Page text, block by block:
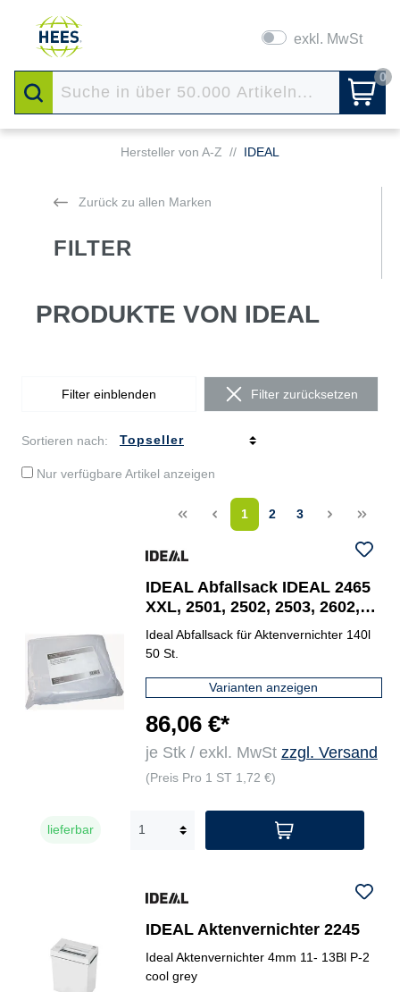
exkl. MwSt
0
Hersteller von A-Z // IDEAL
Zurück zu allen Marken
FILTER
PRODUKTE VON IDEAL
Filter einblenden Filter zurücksetzen
Sortieren nach:
Nur verfügbare Artikel anzeigen
<< < 1 2 3 > >>
IDEAL Abfallsack IDEAL 2465
XXL, 2501, 2502, 2503, 2602,
2603, 2604, 3102, 3103, 3104,
3802
Ideal Abfallsack für Aktenvernichter 140l
50 St.
Varianten anzeigen
86,06 €*
je Stk / exkl. MwSt zzgl. Versand
(Preis Pro 1 ST 1,72 €)
lieferbar
IDEAL Aktenvernichter 2245
Ideal Aktenvernichter 4mm 11- 13Bl P-2
cool grey